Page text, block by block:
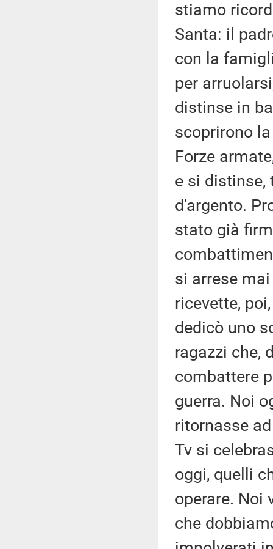
stiamo
Santa: il
con la
per
distinse in
scoprirono
Forze
e si distinse,
d'argento.
stato già
si arrese
ricevette,
dedicò uno
ragazzi che,
combattere
guerra. Noi
ritornasse
Tv si
oggi, quelli
operare. Noi
che